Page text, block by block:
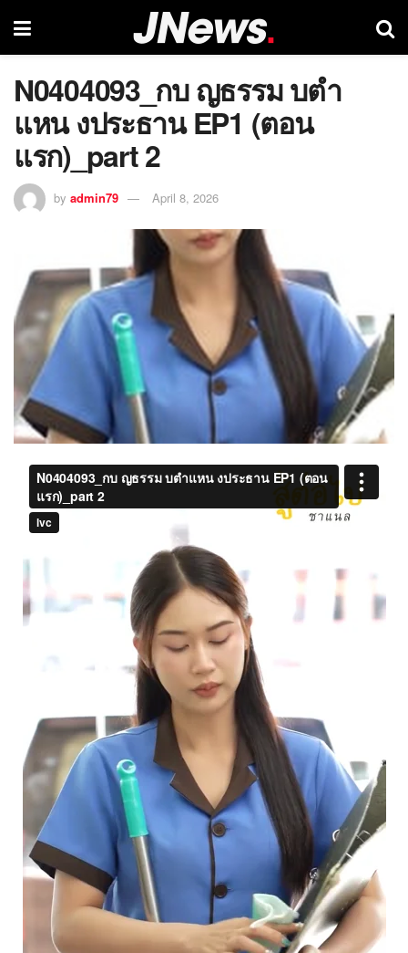
N0404093_กบ ญธรรม บตำ
แหน งประธาน EP1 (ตอน
แรก)_part 2
by admin79 April 8, 2026